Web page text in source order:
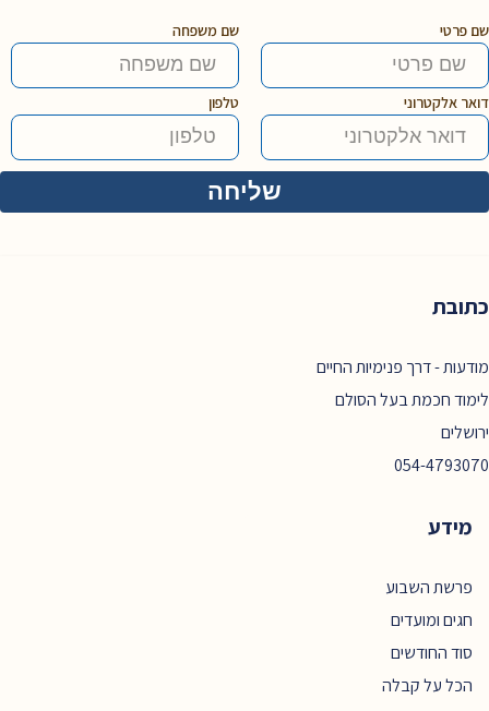
שם פרטי שם משפחה
דואר אלקטרוני טלפון
כתובת
מודעות - דרך פנימיות החיים
לימוד חכמת בעל הסולם
ירושלים
054-4793070
מידע
פרשת השבוע
חגים ומועדים
סוד החודשים
הכל על קבלה